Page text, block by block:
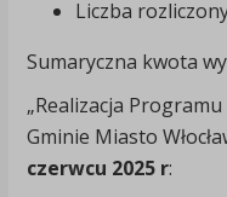
Liczba
Sumaryczna kwota
„Realizacja
Gminie Miasto
czerwcu 2025 r: